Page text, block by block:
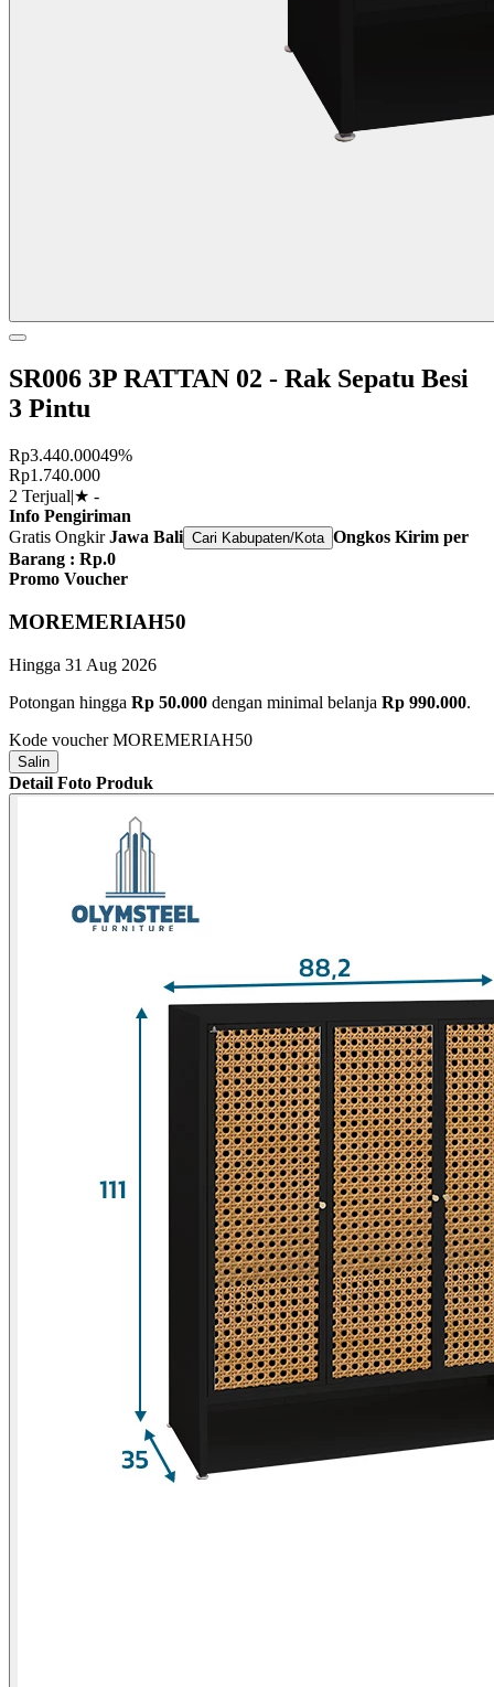
SR006 3P RATTAN 02 - Rak Sepatu Besi
3 Pintu
Rp3.440.00049%
Rp1.740.000
2 Terjual|★ -
Info Pengiriman
Gratis OngkirJawa Bali Cari Kabupaten/Kota Ongkos Kirim per
Barang : Rp.0
Promo Voucher
MOREMERIAH50
Hingga 31 Aug 2026
Potongan hingga Rp 50.000 dengan minimal belanja Rp 990.000.
Kode voucherMOREMERIAH50
Salin
Detail Foto Produk